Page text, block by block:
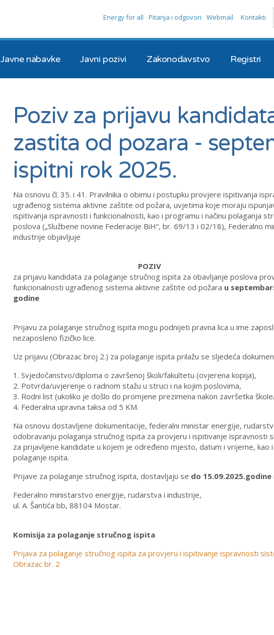
Javne nabavke Javni pozivi Zakonodavstvo Registri
Energy for all Pitanja i odgovori Webmail Kontakti
Poziv za prijavu
zastita od pozara -
ispitni rok 2025.
Na osnovu čl. 35. i 41. Pravilnika o obimu i postupku provjere ispitivanja
ugrađenog sistema aktivne zaštite od požara, uvjetima koje moraju
ispitivanja ispravnosti i funkcionalnosti, kao i programu i načinu polaganja
poslova („Službene novine Federacije BiH“, br. 69/13 i 02/18), Federalno
industrije objavljuje
POZIV
za prijavu kandidata za polaganje stručnog ispita za obavljanje poslova
funkcionalnosti ugrađenog sistema aktivne zaštite od požara u
godine
Prijavu za polaganje stručnog ispita mogu podnijeti pravna lica u ime
nezaposleno fizičko lice.
Uz prijavu (Obrazac broj 2.) za polaganje ispita prilažu se sljedeća
1. Svjedočanstvo/diploma o završenoj školi/fakultetu (ovjerena kopija),
2. Potvrda/uvjerenje o radnom stažu u struci i na kojim poslovima,
3. Rodni list (ukoliko je došlo do promjene prezimena nakon završetka
4. Federalna upravna taksa od 5 KM.
Na osnovu dostavljene dokumentacije, federalni ministar energije,
odobravanju polaganja stručnog ispita za provjeru i ispitivanje ispravnosti
za prijavljene kandidate u kojem je određeno mjesto, datum i vrijeme, kao i
polaganje ispita.
Prijave za polaganje stručnog ispita, dostavljaju se do 15.09.2025.godine
Federalno ministarstvo energije, rudarstva i industrije,
ul. A. Šantića bb, 88104 Mostar.
Komisija za polaganje stručnog ispita
Prijava za polaganje stručnog ispita za provjeru i ispitivanje ispravnosti
Obrazac br. 2